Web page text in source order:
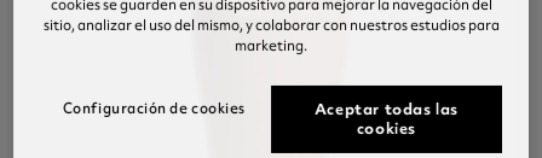
sitio, analizar el uso del mismo, y colaborar con nuestros estudios para
marketing.
Aceptar todas las
cookies
Configuración de cookies